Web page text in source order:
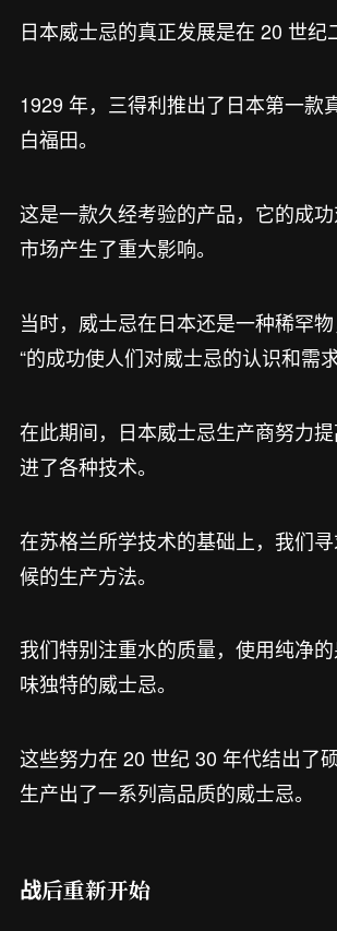
日本威士忌的真正发展是在 20 世纪
1929 年，三得利推出了日本第一款
白福田。
这是一款久经考验的产品，它的成
市场产生了重大影响。
当时，威士忌在日本还是一种稀罕
“的成功使人们对威士忌的认识和需
在此期间，日本威士忌生产商努力
进了各种技术。
在苏格兰所学技术的基础上，我们
候的生产方法。
我们特别注重水的质量，使用纯净
味独特的威士忌。
这些努力在 20 世纪 30 年代结出了
生产出了一系列高品质的威士忌。
战后重新开始